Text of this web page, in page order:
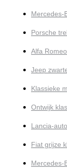
Mercedes-
Porsche
Alfa
Jeep
Klassieke
Ontwijk
Lancia-auto
Fiat grijze
Mercedes-